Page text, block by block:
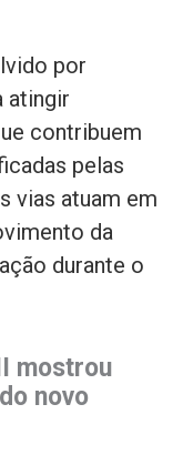
por
atingir
contribuem
pelas
vias atuam em
da
durante o
mostrou
novo